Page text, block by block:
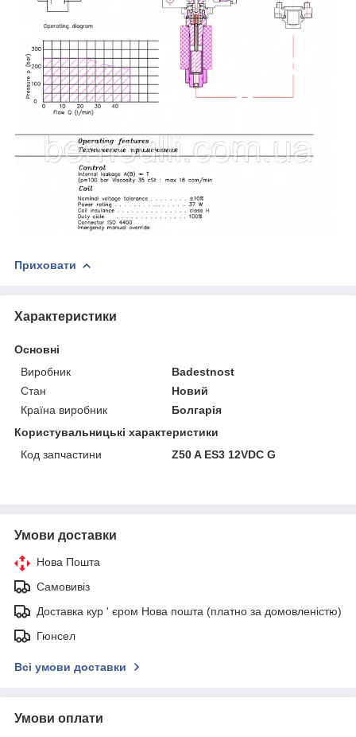
Приховати
Характеристики
Основні
Виробник
Badestnost
Стан
Новий
Країна виробник
Болгарія
Користувальницькі характеристики
Код запчастини
Z50 A ES3 12VDC G
Умови доставки
Нова Пошта
Самовивіз
Доставка кур ' єром Нова пошта (платно за домовленістю)
Гюнсел
Всі умови доставки
Умови оплати